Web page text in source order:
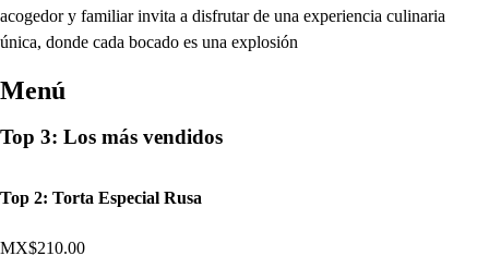
acogedor y familiar invita a disfrutar de una experiencia culinaria
única, donde cada bocado es una explosión
Menú
Top 3: Los más vendidos
Top 2: Torta Especial Rusa
MX$210.00